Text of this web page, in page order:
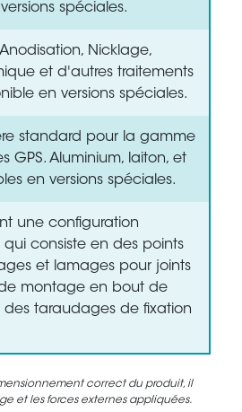
spéciales.
Nicklage,
et d'autres traitements
en versions spéciales.
standard pour la gamme
GPS. Aluminium, laiton, et
en versions spéciales.
une configuration
consiste en des points
et lamages pour joints
montage en bout de
des taraudages de fixation
correct du produit, il
et les forces externes appliquées.